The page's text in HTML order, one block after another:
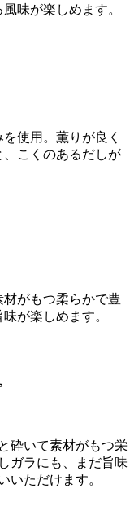
味が楽しめます。
使用。薫りが良く
こくのあるだしが
がもつ柔らかで豊
が楽しめます。
砕いて素材がもつ栄
ガラにも、まだ旨味
いただけます。